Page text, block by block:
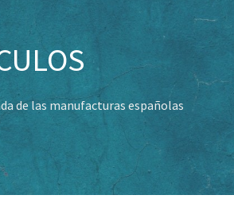
de las manufacturas españolas